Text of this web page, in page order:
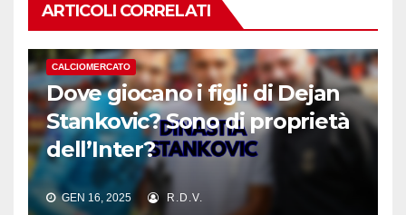
ARTICOLI CORRELATI
CALCIOMERCATO
Dove giocano i figli di Dejan
Stankovic? Sono di proprietà
dell’Inter?
GEN 16, 2025 R.D.V.